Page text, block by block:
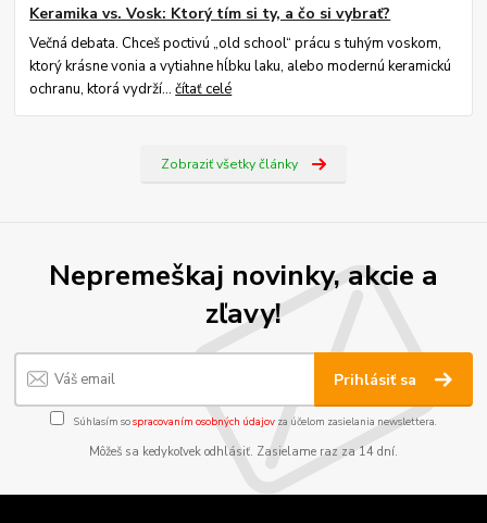
Keramika vs. Vosk: Ktorý tím si ty, a čo si vybrať?
Večná debata. Chceš poctivú „old school“ prácu s tuhým voskom,
ktorý krásne vonia a vytiahne hĺbku laku, alebo modernú keramickú
ochranu, ktorá vydrží...čítať celé
Zobraziť všetky články
Nepremeškaj novinky, akcie a
zľavy!
Prihlásiť sa
Súhlasím sospracovaním osobných údajov za účelom zasielania newslettera.
Môžeš sa kedykoľvek odhlásiť. Zasielame raz za 14 dní.